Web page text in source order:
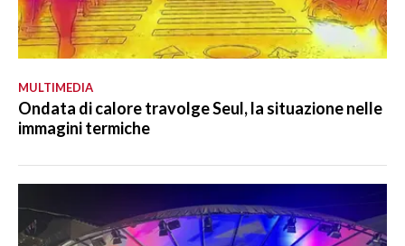
MULTIMEDIA
Ondata di calore travolge Seul, la situazione nelle
immagini termiche